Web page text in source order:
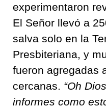
experimentaron
El Señor llevó a
salva solo en la
Presbiteriana, y
fueron agregadas
cercanas. “Oh
informes como